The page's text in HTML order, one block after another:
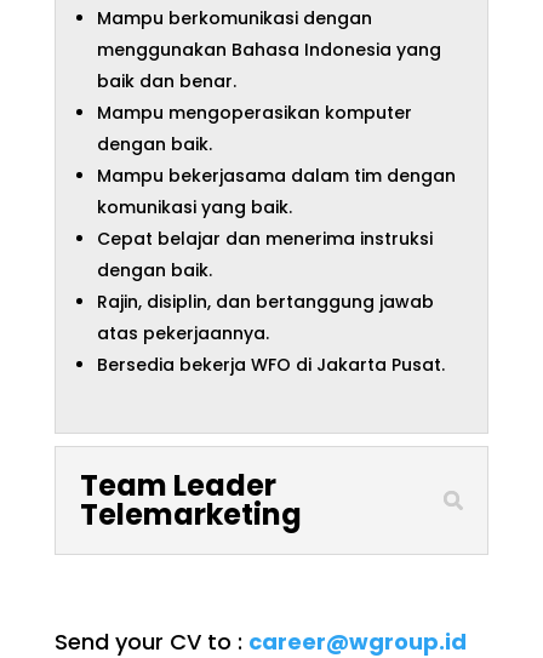
Mampu berkomunikasi dengan
menggunakan Bahasa Indonesia yang
baik dan benar.
Mampu mengoperasikan komputer
dengan baik.
Mampu bekerjasama dalam tim dengan
komunikasi yang baik.
Cepat belajar dan menerima instruksi
dengan baik.
Rajin, disiplin, dan bertanggung jawab
atas pekerjaannya.
Bersedia bekerja WFO di Jakarta Pusat.
Team Leader
Telemarketing
Send your CV to : career@wgroup.id